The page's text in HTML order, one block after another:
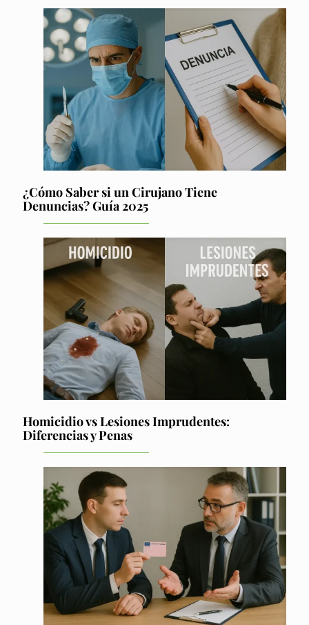
¿Cómo Saber si un Cirujano Tiene
Denuncias? Guía 2025
Homicidio vs Lesiones Imprudentes:
Diferencias y Penas